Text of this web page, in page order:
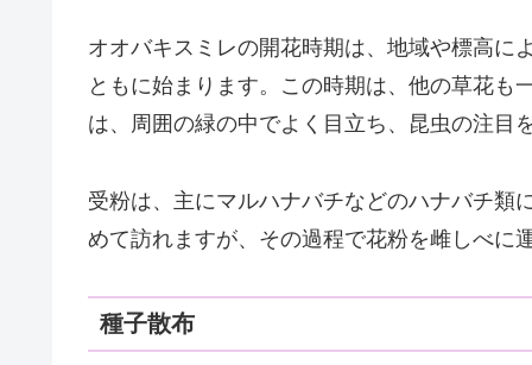
オオバキスミレの開花時期は、地域や標高に
ともに始まります。この時期は、他の草花も
は、周囲の緑の中でよく目立ち、昆虫の注目
受粉は、主にマルハナバチなどのハナバチ類
めて訪れますが、その過程で花粉を雌しべに
種子散布